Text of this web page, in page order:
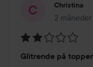
Christina
2 måneder
Innlegget
2
Glitrende på